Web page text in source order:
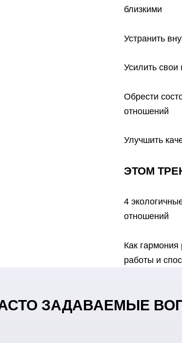
близкими
Устранить
Усилить свои
Обрести
отношений
Улучшить
ЭТОМ
4
отношений
Как
работы и
ЗАДАВАЕМЫЕ